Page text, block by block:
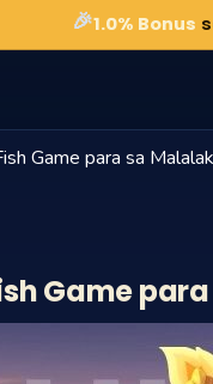
🎉1.0% Bonus
Game para sa
Game